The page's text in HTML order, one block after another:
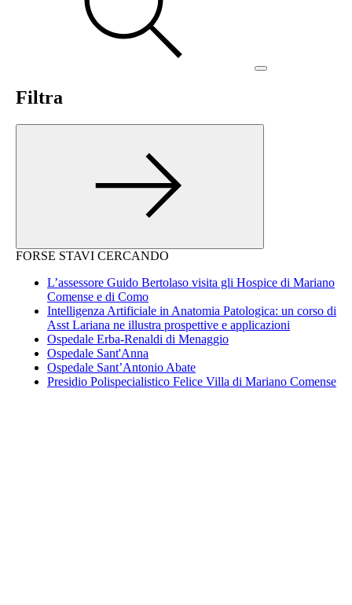
Filtra
FORSE STAVI CERCANDO
L’assessore Guido Bertolaso visita gli Hospice di Mariano
Comense e di Como
Intelligenza Artificiale in Anatomia Patologica: un corso di
Asst Lariana ne illustra prospettive e applicazioni
Ospedale Erba-Renaldi di Menaggio
Ospedale Sant'Anna
Ospedale Sant’Antonio Abate
Presidio Polispecialistico Felice Villa di Mariano Comense